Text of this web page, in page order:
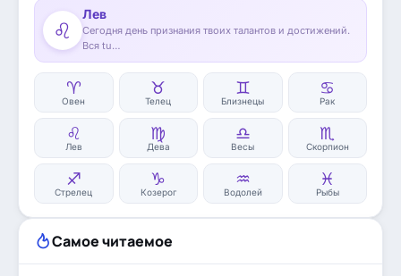
♌
Лев
Сегодня день признания твоих талантов и достижений.
Вся tu…
♈
Овен
♉
Телец
♊
Близнецы
♋
Рак
♌
Лев
♍
Дева
♎
Весы
♏
Скорпион
♐
Стрелец
♑
Козерог
♒
Водолей
♓
Рыбы
Самое читаемое